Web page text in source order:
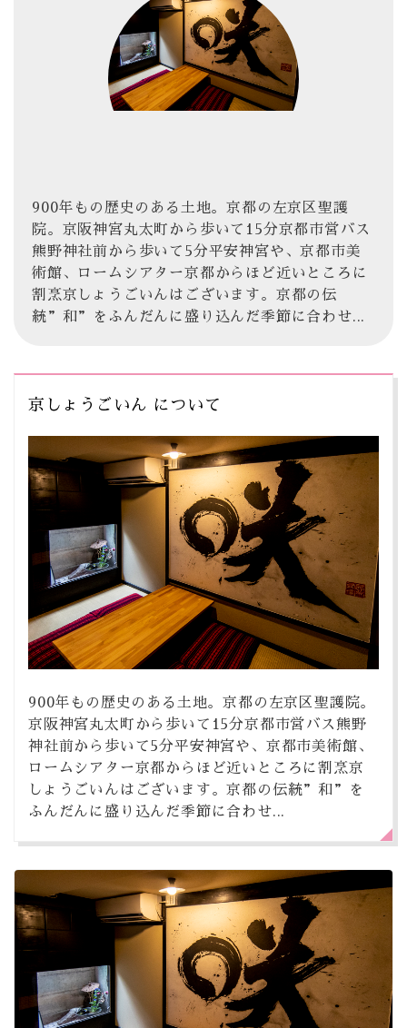
900年もの歴史のある土地。京都の左京区聖護
院。京阪神宮丸太町から歩いて15分京都市営バス
熊野神社前から歩いて5分平安神宮や、京都市美
術館、ロームシアター京都からほど近いところに
割烹京しょうごいんはございます。京都の伝
統”和”をふんだんに盛り込んだ季節に合わせ...
京しょうごいん について
900年もの歴史のある土地。京都の左京区聖護院。
京阪神宮丸太町から歩いて15分京都市営バス熊野
神社前から歩いて5分平安神宮や、京都市美術館、
ロームシアター京都からほど近いところに割烹京
しょうごいんはございます。京都の伝統”和”を
ふんだんに盛り込んだ季節に合わせ...